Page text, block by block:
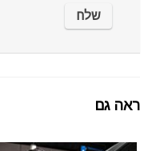
ראה גם